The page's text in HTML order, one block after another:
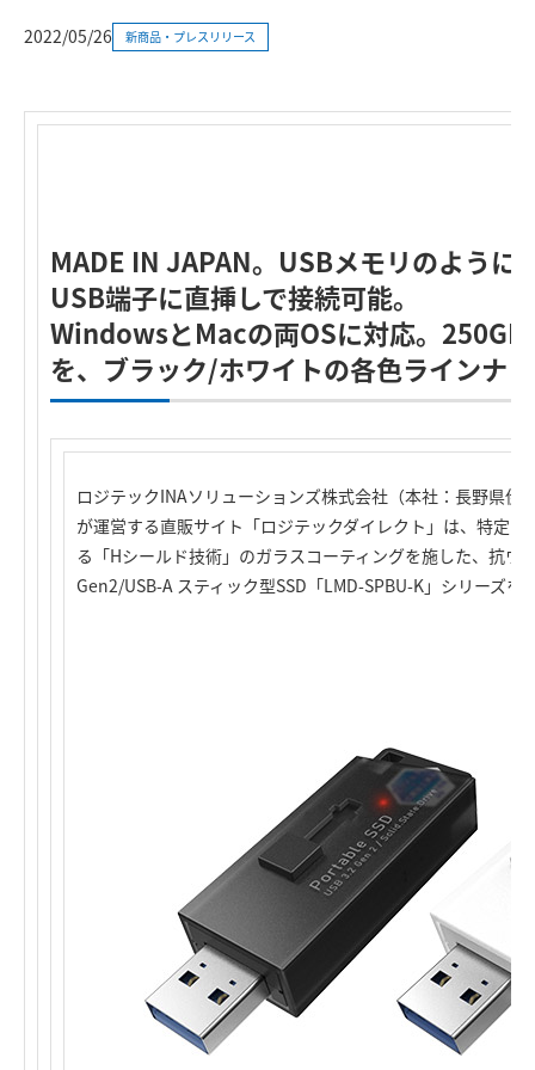
2022/05/26 新商品・プレスリリース
MADE IN JAPAN。USBメモリのように
USB端子に直挿しで接続可能。
WindowsとMacの両OSに対応。
を、ブラック/ホワイトの各色ラインナ
ロジテックINAソリューションズ株式会社（本社：長野県伊
が運営する直販サイト「ロジテックダイレクト」は、特定
る「Hシールド技術」のガラスコーティングを施した、抗ウ
Gen2/USB-A スティック型SSD「LMD-SPBU-K」シリーズを